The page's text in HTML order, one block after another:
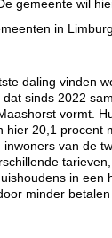
gemeente wil
in
daling vinden
sinds 2022
vormt.
hier 20,1 procent
inwoners van de
in een
minder